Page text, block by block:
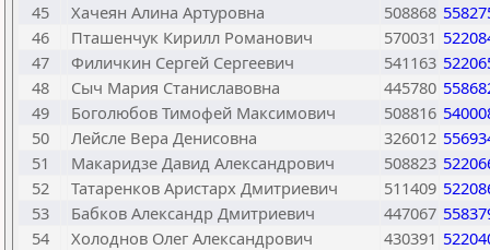
45
Хачеян Алина Артуровна 508868
46
Пташенчук Кирилл Романович 570031
47
Филичкин Сергей Сергеевич 541163
48
Сыч Мария Станиславовна 445780
49
Боголюбов Тимофей Максимович 508816
50
Лейсле Вера Денисовна 326012
51
Макаридзе Давид Александрович 508823
52
Татаренков Аристарх Дмитриевич 511409
53
Бабков Александр Дмитриевич 447067
54
Холоднов Олег Александрович 430391